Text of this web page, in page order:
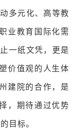
多元化、高等教
业教育国际化需
一纸文凭，更是
价值观的人生体
建院的合作，是
，期待通过优势
目标。